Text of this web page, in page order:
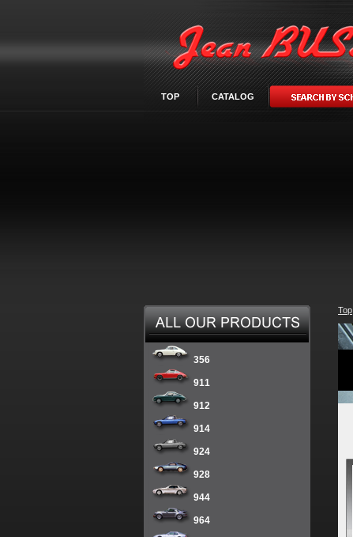
TOP CATALOG
356
911
912
914
924
928
944
964
Top